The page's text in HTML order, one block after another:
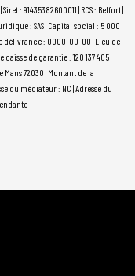
: 91435382600011 | RCS : Belfort |
: SAS | Capital social : 5 000 |
délivrance : 0000-00-00 | Lieu de
de garantie : 120 137 405 |
Mans 72030 | Montant de la
du médiateur : NC | Adresse du